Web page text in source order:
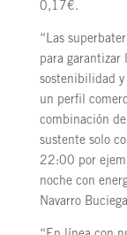
0,17€.
“Las
para garantizar
sostenibilidad y
un perfil
combinación
sustente solo
22:00 por
noche con
Navarro